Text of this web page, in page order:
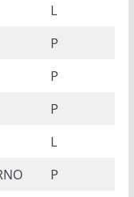
L
P
P
P
L
P